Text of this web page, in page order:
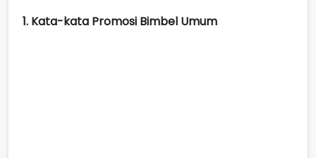
1. Kata-kata Promosi Bimbel Umum